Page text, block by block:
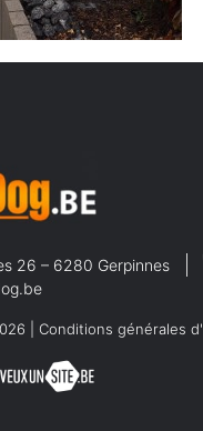
26 – 6280 Gerpinnes
| Conditions générales